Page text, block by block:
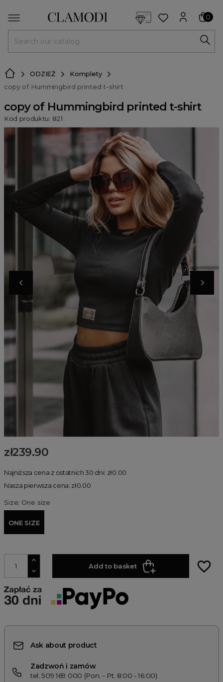
0
ODZIEŻ
Komplety
copy of Hummingbird printed t-shirt
copy of Hummingbird printed t-shirt
Kod produktu: 821
zł239.90
Najniższa cena z ostatnich 30 dni: zł0.00
Nasza pierwsza cena: zł0.00
Size: One size
ONE SIZE
Add to basket favorite_border
Ask about product
Zadzwoń i zamów
tel. 509 169 000 (Pon. - Pt. 8:00 - 16:00)